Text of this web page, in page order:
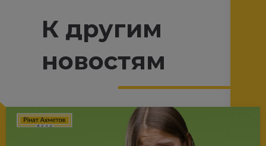
К другим
новостям